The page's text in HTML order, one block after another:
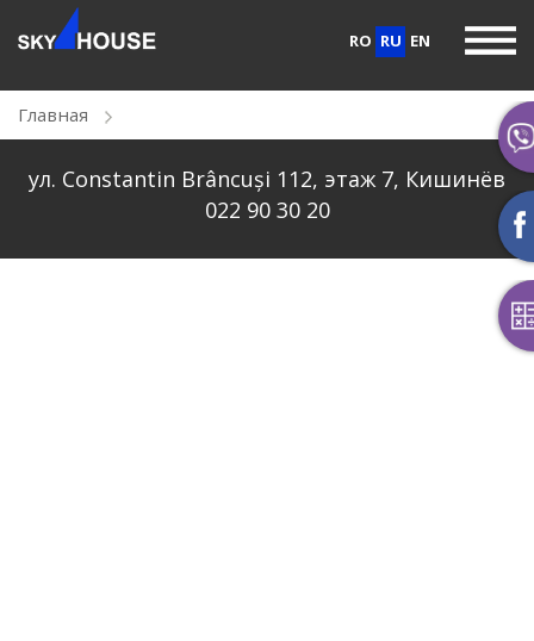
RO RU EN
Главная
ул. Constantin Brâncuși 112, этаж 7, Кишинёв
022 90 30 20